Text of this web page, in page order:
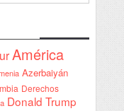
América
Azerbaiyán
Derechos
Donald Trump